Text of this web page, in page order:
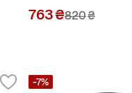
763₴820₴
-7%